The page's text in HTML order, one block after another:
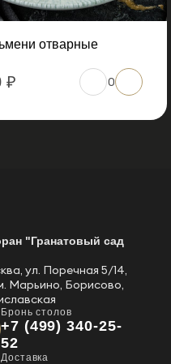
отварные
₽ 0
"Гранатовый сад
ул. Поречная 5/14,
Марьино, Борисово,
Бронь столов
+7 (499) 340-25-
52
Доставка